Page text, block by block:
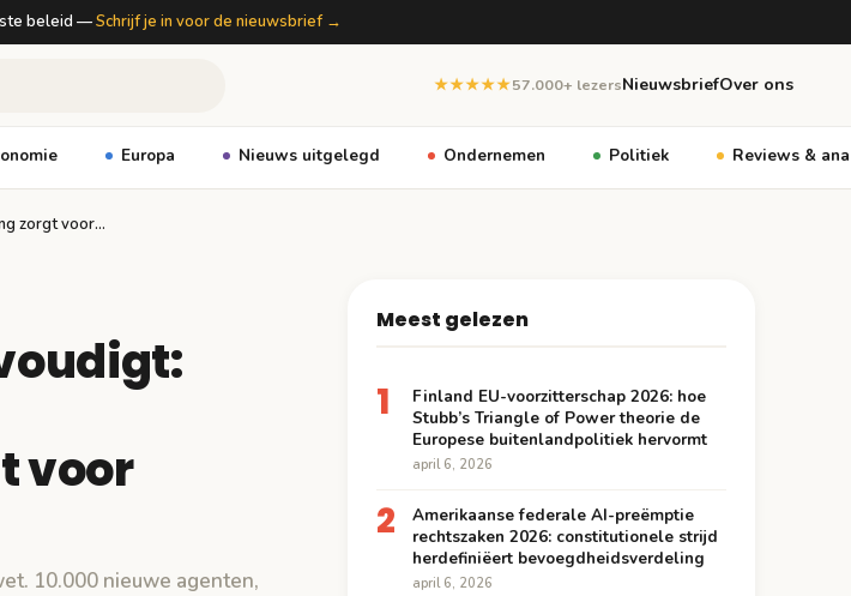
beleid —Schrijf je in voor de nieuwsbrief →
★★★★★57.000+ lezersNieuwsbriefOver ons
Europa Nieuws uitgelegd Ondernemen Politiek Reviews &
zorgt voor…
voor
10.000 nieuwe agenten,
Meest gelezen
1
Finland EU-voorzitterschap 2026: hoe
Stubb’s Triangle of Power theorie de
Europese buitenlandpolitiek hervormt
april 6, 2026
2
Amerikaanse federale AI-preëmptie
rechtszaken 2026: constitutionele strijd
herdefiniëert bevoegdheidsverdeling
april 6, 2026